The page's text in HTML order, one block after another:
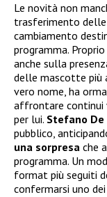
Le novità non
trasferimento delle
cambiamento
programma.
anche sulla
delle mascotte più
vero nome, ha
affrontare continui
per lui. Stefano
pubblico,
una sorpresa che
programma. Un
format più seguiti
confermarsi uno